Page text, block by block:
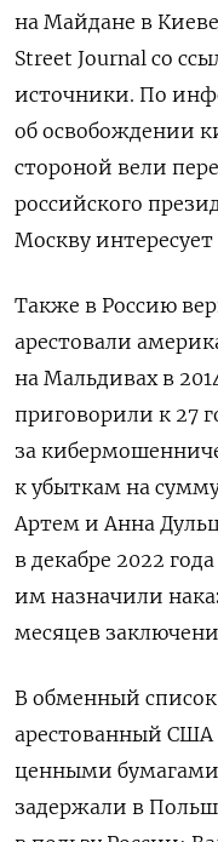
на Майдане в
Street Journal со
источники. По
об освобождении
стороной вели
российского
Москву
Также в Россию
арестовали
на Мальдивах в
приговорили к 27
за
к убыткам на
Артем и Анна
в декабре 2022
им назначили
месяцев
В обменный
арестованный США
ценными
задержали в